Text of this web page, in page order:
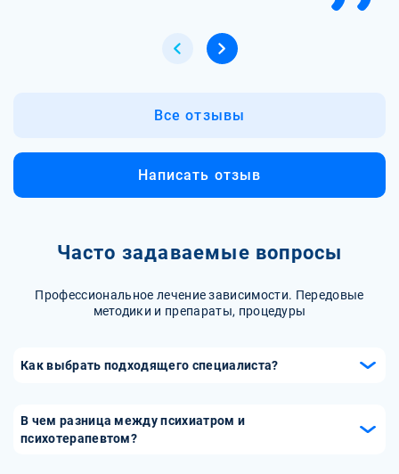
Все отзывы
Написать отзыв
Часто задаваемые вопросы
Профессиональное лечение зависимости. Передовые
методики и препараты, процедуры
Как выбрать подходящего специалиста?
для успешного лечения. При выборе обратите внимание
на квалификацию, опыт работы и специализацию врача-
В чем разница между психиатром и
психотерапевтом?